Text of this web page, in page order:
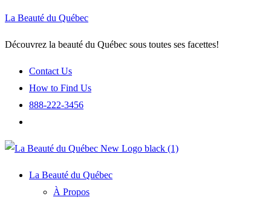
La Beauté du Québec
Découvrez la beauté du Québec sous toutes ses facettes!
Contact Us
How to Find Us
888-222-3456
La Beauté du Québec
À Propos